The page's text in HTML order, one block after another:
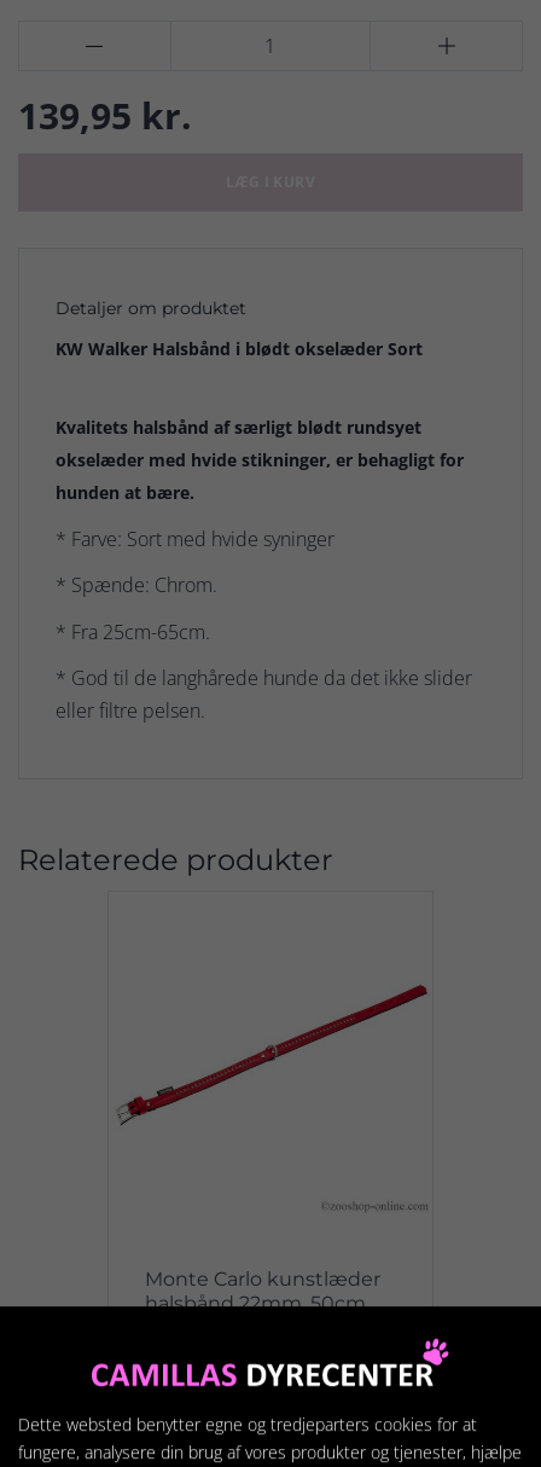
 
139,95 kr.
Detaljer om produktet
KW Walker Halsbånd i blødt okselæder Sort
Kvalitets halsbånd af særligt blødt rundsyet
okselæder med hvide stikninger, er behagligt for
hunden at bære.
* Farve: Sort med hvide syninger
* Spænde: Chrom.
* Fra 25cm-65cm.
* God til de langhårede hunde da det ikke slider
eller filtre pelsen.
Relaterede produkter
Monte Carlo kunstlæder
halsbånd 22mm, 50cm
199,95 kr.
Dette websted benytter egne og tredjeparters cookies for at
fungere, analysere din brug af vores produkter og tjenester, hjælpe